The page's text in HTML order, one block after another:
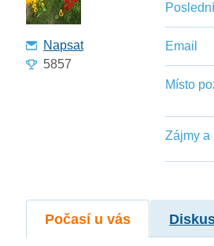
Napsat
5857
Email
Místo
Zájmy a
Počasí u vás